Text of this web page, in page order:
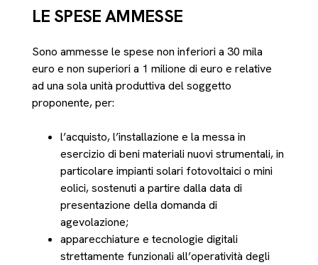
LE SPESE AMMESSE
Sono ammesse le spese non inferiori a 30 mila
euro e non superiori a 1 milione di euro e relative
ad una sola unità produttiva del soggetto
proponente, per:
l’acquisto, l’installazione e la messa in
esercizio di beni materiali nuovi strumentali, in
particolare impianti solari fotovoltaici o mini
eolici, sostenuti a partire dalla data di
presentazione della domanda di
agevolazione;
apparecchiature e tecnologie digitali
strettamente funzionali all’operatività degli